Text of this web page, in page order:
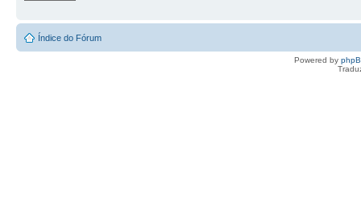
Índice do Fórum
Powered by